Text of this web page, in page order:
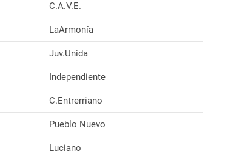
C.A.V.E.
LaArmonía
Juv.Unida
Independiente
C.Entrerriano
Pueblo Nuevo
Luciano